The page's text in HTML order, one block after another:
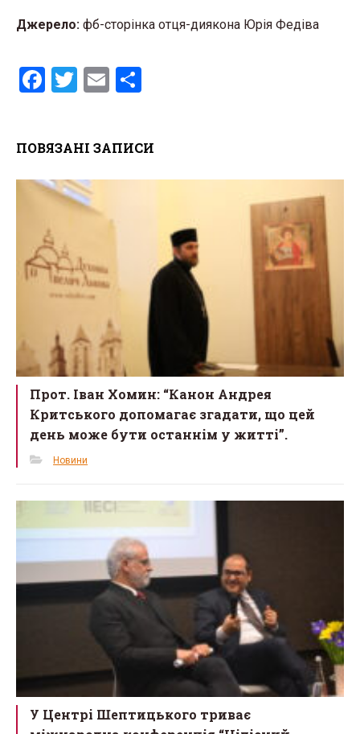
Джерело: фб-сторінка отця-диякона Юрія Федіва
F
b
o
o
k
T
er
E
e
ПОВЯЗАНІ ЗАПИСИ
Прот. Іван Хомин: “Канон Андрея
Критського допомагає згадати, що цей
день може бути останнім у житті”.
Новини
У Центрі Шептицького триває